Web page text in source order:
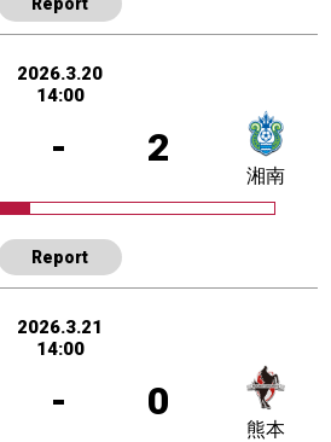
2026.3.20
14:00
- 2
湘南
Report
2026.3.21
14:00
- 0
熊本